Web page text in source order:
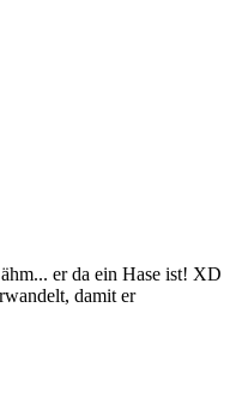
er da ein Hase ist! XD
damit er